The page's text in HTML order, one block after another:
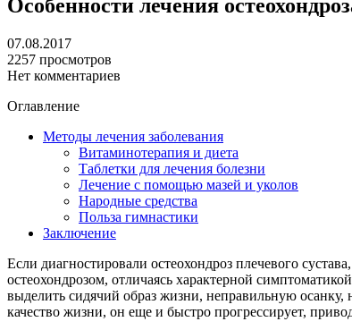
Особенности лечения
07.08.2017
2257 просмотров
Нет комментариев
Оглавление
Методы лечения заболевания
Витаминотерапия и диета
Таблетки для лечения болезни
Лечение с помощью мазей и уколов
Народные средства
Польза гимнастики
Заключение
Если диагностировали остеохондроз плечевого
остеохондрозом, отличаясь характерной
выделить сидячий образ жизни, неправильную
качество жизни, он еще и быстро прогрессирует,